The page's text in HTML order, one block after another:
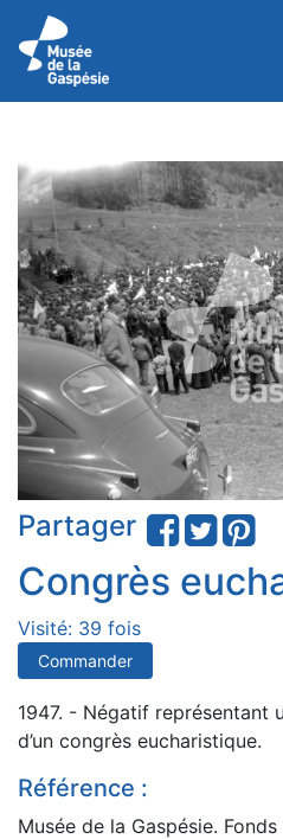
Partager
Congrès
Visité: 39 fois
Commander
1947. - Négatif représentant
d’un congrès eucharistique.
Référence :
Musée de la Gaspésie.